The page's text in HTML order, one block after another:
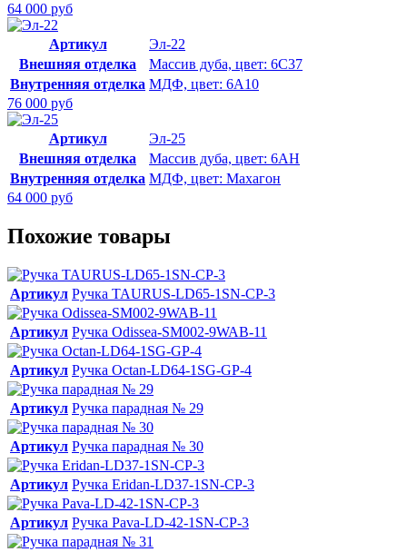
64 000 руб
Артикул
Эл-22
Внешняя отделка
Массив дуба, цвет: 6С37
Внутренняя отделка МДФ, цвет: 6А10
76 000 руб
Артикул
Эл-25
Внешняя отделка
Массив дуба, цвет: 6АН
Внутренняя отделка МДФ, цвет: Махагон
64 000 руб
Похожие товары
Артикул Ручка TAURUS-LD65-1SN-CP-3
Артикул Ручка Odissea-SM002-9WAB-11
Артикул Ручка Octan-LD64-1SG-GP-4
Артикул Ручка парадная № 29
Артикул Ручка парадная № 30
Артикул Ручка Eridan-LD37-1SN-CP-3
Артикул Ручка Pava-LD-42-1SN-CP-3